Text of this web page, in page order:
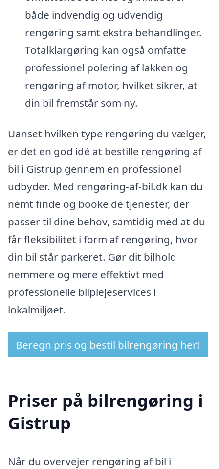
både indvendig og udvendig
rengøring samt ekstra behandlinger.
Totalklargøring kan også omfatte
professionel polering af lakken og
rengøring af motor, hvilket sikrer, at
din bil fremstår som ny.
Uanset hvilken type rengøring du vælger,
er det en god idé at bestille rengøring af
bil i Gistrup gennem en professionel
udbyder. Med rengøring-af-bil.dk kan du
nemt finde og booke de tjenester, der
passer til dine behov, samtidig med at du
får fleksibilitet i form af rengøring, hvor
din bil står parkeret. Gør dit bilhold
nemmere og mere effektivt med
professionelle bilplejeservices i
lokalmiljøet.
Beregn pris og bestil bilrengøring her!
Priser på bilrengøring i
Gistrup
Når du overvejer rengøring af bil i